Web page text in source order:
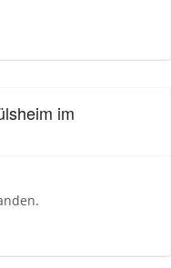
im